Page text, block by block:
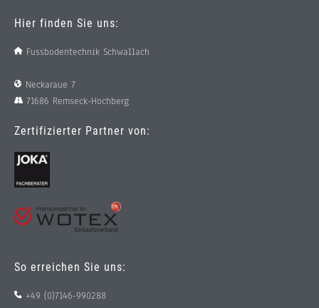
Hier finden Sie uns:
Fussbodentechnik Schwallach
Neckaraue 7
71686 Remseck-Hochberg
Zertifizierter Partner von:
So erreichen Sie uns:
+49 (0)7146-990288